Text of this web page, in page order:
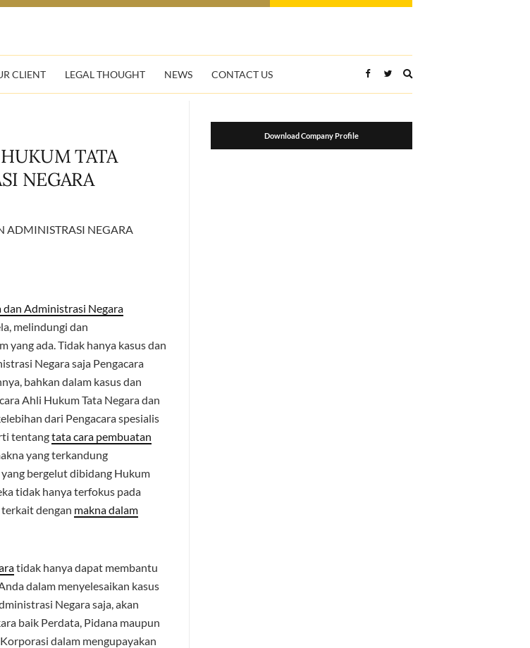
CLIENT LEGAL THOUGHT NEWS CONTACT US
TATA
NEGARA
ADMINISTRASI NEGARA
dan Administrasi Negara
melindungi dan
yang ada. Tidak hanya kasus dan
Negara saja Pengacara
bahkan dalam kasus dan
Ahli Hukum Tata Negara dan
dari Pengacara spesialis
tentangtata cara pembuatan
yang terkandung
bergelut dibidang Hukum
tidak hanya terfokus pada
dengan makna dalam
tidak hanya dapat membantu
dalam menyelesaikan kasus
Negara saja, akan
baik Perdata, Pidana maupun
dalam mengupayakan
Download Company Profile